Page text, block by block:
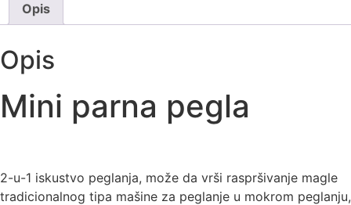
Opis
Opis
Mini parna pegla
2-u-1 iskustvo peglanja, može da vrši raspršivanje magle
tradicionalnog tipa mašine za peglanje u mokrom peglanju,